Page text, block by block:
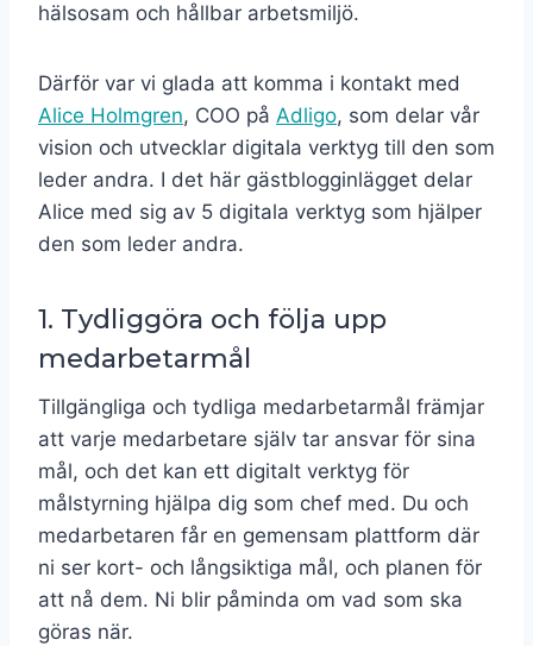
hälsosam och hållbar arbetsmiljö.
Därför var vi glada att komma i kontakt med
Alice Holmgren, COO på Adligo, som delar vår
vision och utvecklar digitala verktyg till den som
leder andra. I det här gästblogginlägget delar
Alice med sig av 5 digitala verktyg som hjälper
den som leder andra.
1. Tydliggöra och följa upp
medarbetarmål
Tillgängliga och tydliga medarbetarmål främjar
att varje medarbetare själv tar ansvar för sina
mål, och det kan ett digitalt verktyg för
målstyrning hjälpa dig som chef med. Du och
medarbetaren får en gemensam plattform där
ni ser kort- och långsiktiga mål, och planen för
att nå dem. Ni blir påminda om vad som ska
göras när.